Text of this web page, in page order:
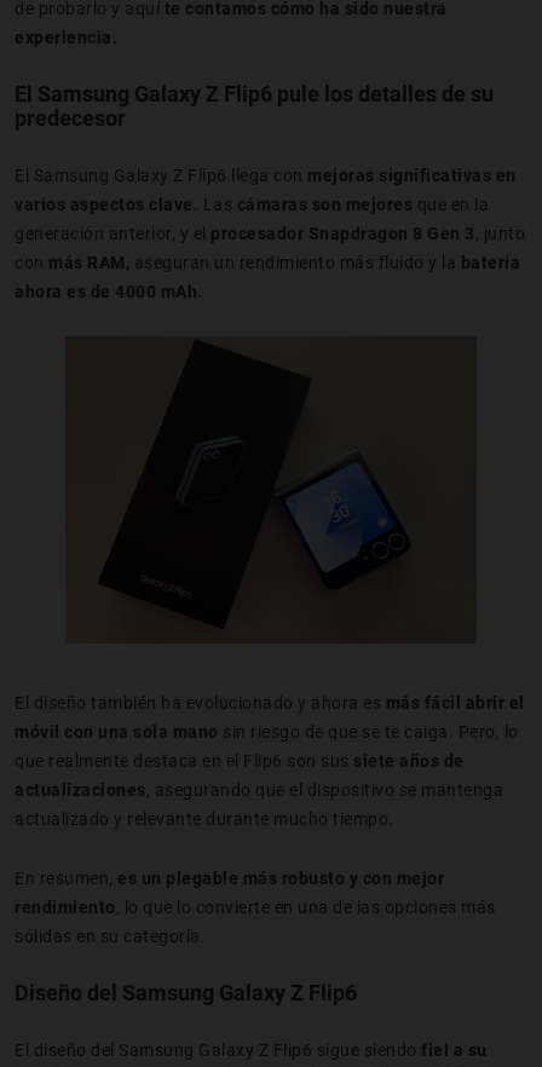
de probarlo y aquí te contamos cómo ha sido nuestra
experiencia.
El Samsung Galaxy Z Flip6 pule los detalles de su
predecesor
El Samsung Galaxy Z Flip6 llega con mejoras significativas en
varios aspectos clave . Las cámaras son mejores que en la
generación anterior, y el procesador Snapdragon 8 Gen 3 , junto
con más RAM, aseguran un rendimiento más fluido y la batería
ahora es de 4000 mAh.
El diseño también ha evolucionado y ahora es más fácil abrir el
móvil con una sola mano sin riesgo de que se te caiga. Pero, lo
que realmente destaca en el Flip6 son sus siete años de
actualizaciones , asegurando que el dispositivo se mantenga
actualizado y relevante durante mucho tiempo.
En resumen, es un plegable más robusto y con mejor
rendimiento , lo que lo convierte en una de las opciones más
sólidas en su categoría.
Diseño del Samsung Galaxy Z Flip6
El diseño del Samsung Galaxy Z Flip6 sigue siendo fiel a su